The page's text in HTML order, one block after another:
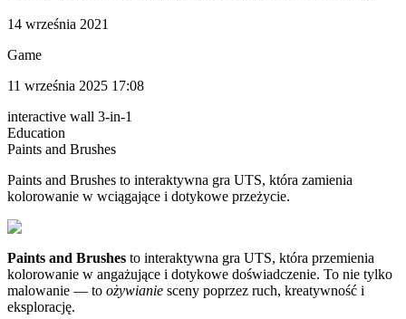
14 września 2021
Game
11 września 2025 17:08
interactive wall 3-in-1
Education
Paints and Brushes​
Paints and Brushes to interaktywna gra UTS, która zamienia
kolorowanie w wciągające i dotykowe przeżycie.
Paints and Brushes to interaktywna gra UTS, która przemienia
kolorowanie w angażujące i dotykowe doświadczenie. To nie tylko
malowanie — to ożywianie sceny poprzez ruch, kreatywność i
eksplorację.